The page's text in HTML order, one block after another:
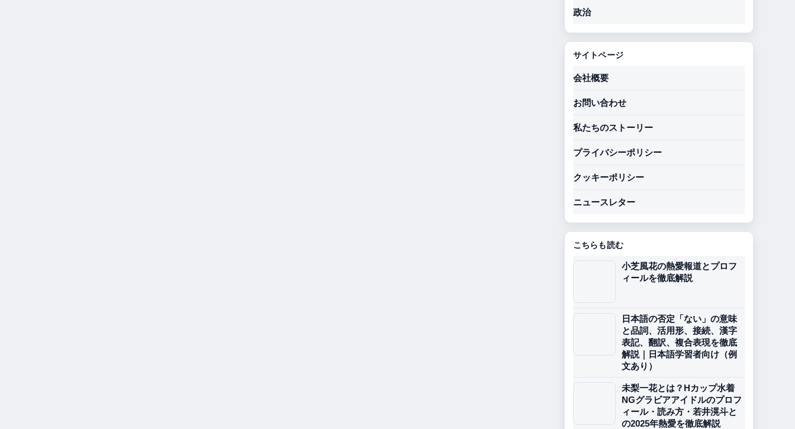
政治
サイトページ
会社概要
お問い合わせ
私たちのストーリー
プライバシーポリシー
クッキーポリシー
ニュースレター
こちらも読む
小芝風花の熱愛報道とプロフ
ィールを徹底解説
日本語の否定「ない」の意味
と品詞、活用形、接続、漢字
表記、翻訳、複合表現を徹底
解説｜日本語学習者向け（例
文あり）
未梨一花とは？Hカップ水着
NGグラビアアイドルのプロフ
ィール・読み方・若井滉斗と
の2025年熱愛を徹底解説